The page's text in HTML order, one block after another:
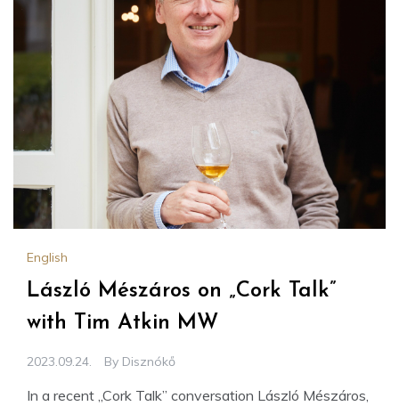
English
László Mészáros on „Cork Talk”
with Tim Atkin MW
2023.09.24. By Disznókő
In a recent „Cork Talk” conversation László Mészáros,